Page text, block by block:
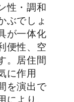
性・調和
ぶでしょ
が一体化
便性、空
。居住間
に作用
を演出で
により、